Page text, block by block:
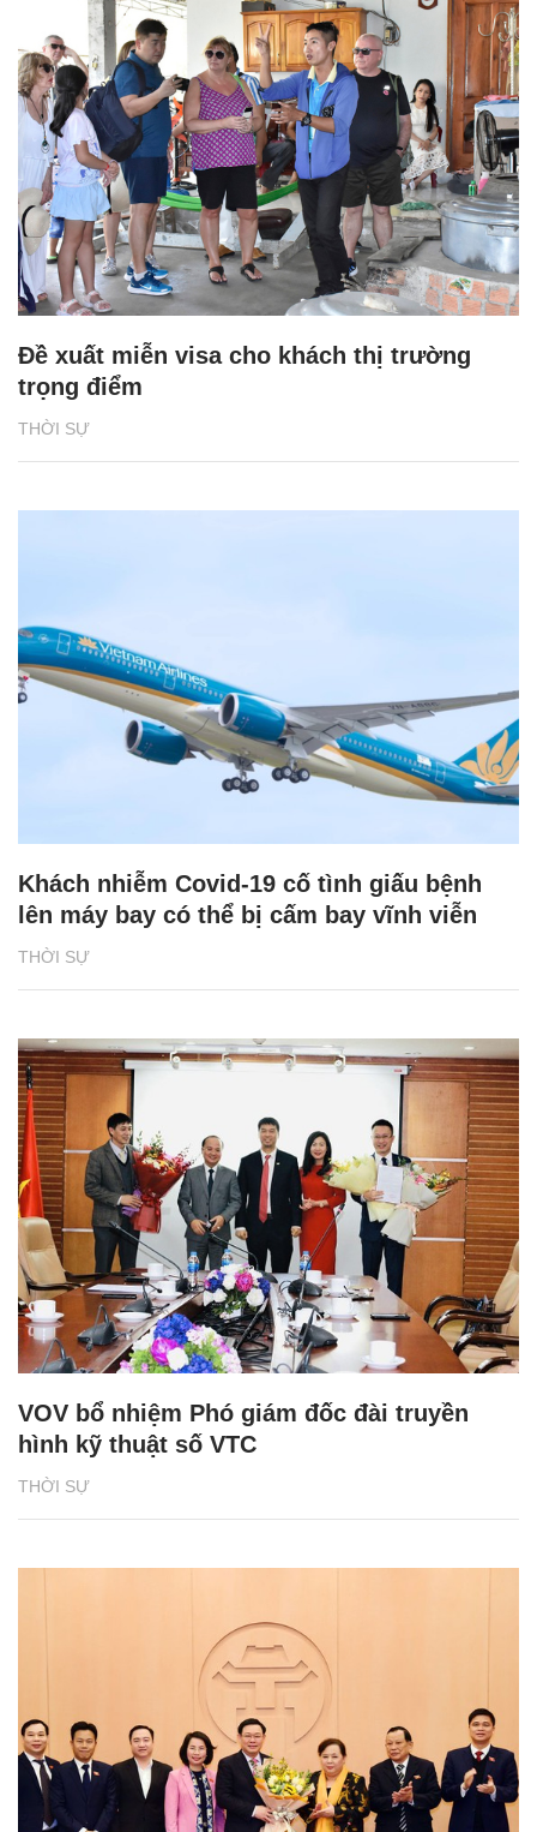
THỜI SỰ
Đề xuất miễn visa cho khách thị trường
trọng điểm
THỜI SỰ
Khách nhiễm Covid-19 cố tình giấu bệnh
lên máy bay có thể bị cấm bay vĩnh viễn
THỜI SỰ
VOV bổ nhiệm Phó giám đốc đài truyền
hình kỹ thuật số VTC